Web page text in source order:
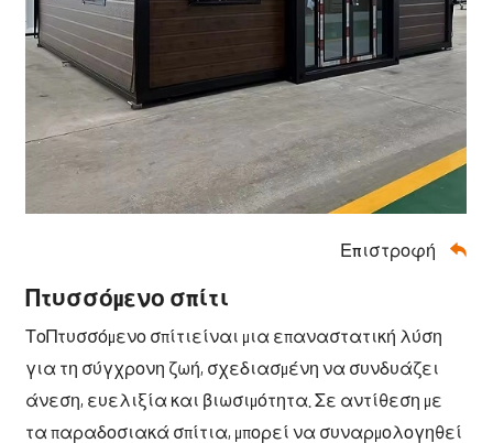
Επιστροφή 
Πτυσσόμενο σπίτι
ΤοΠτυσσόμενο σπίτιείναι μια επαναστατική λύση
για τη σύγχρονη ζωή, σχεδιασμένη να συνδυάζει
άνεση, ευελιξία και βιωσιμότητα. Σε αντίθεση με
τα παραδοσιακά σπίτια, μπορεί να συναρμολογηθεί